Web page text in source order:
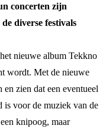
concerten zijn
diverse festivals
nieuwe album Tekkno
wordt. Met de nieuwe
zien dat een eventueel
is voor de muziek van de
knipoog, maar